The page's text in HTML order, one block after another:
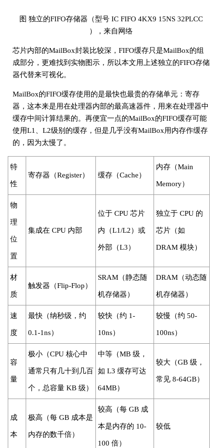
图 独立的FIFO存储器（型号 IC FIFO 4KX9 15NS 32PLCC
），来自网络
芯片内部的MailBox封装比较深，FIFO缓存只是MailBox的组
成部分，更难找到实物图示，所以本文用上述独立的FIFO存储
器代替来可视化。
MailBox的FIFO缓存使用的是最快也最贵的存储单元：寄存
器，这本来是用在处理器内部的最高速器件，用来在处理器中
缓存中间计算结果的。再便宜一点的MailBox的FIFO缓存可能
使用L1、L2级别的缓存，但是几乎没有MailBox用内存作缓存
的，因为太慢了。
特
性
寄存器（Register） 缓存（Cache）
内存（Main
Memory）
物
理
位
置
集成在 CPU 内部
位于 CPU 芯片
内（L1/L2）或
外部（L3）
独立于 CPU 的
芯片（如
DRAM 模块）
材
质
触发器（Flip-Flop）
SRAM（静态随
机存储器）
DRAM（动态随
机存储器）
速
度
最快（纳秒级，约
0.1-1ns）
较快（约 1-
10ns）
较慢（约 50-
100ns）
容
量
极小（CPU 核心中
通常只有几十到几百
个，总容量 KB 级）
中等（MB 级，
如 L3 缓存可达
64MB）
较大（GB 级，
常见 8-64GB）
成
本
极高（每 GB 成本是
内存的数千倍）
较高（每 GB 成
本是内存的 10-
100 倍）
较低